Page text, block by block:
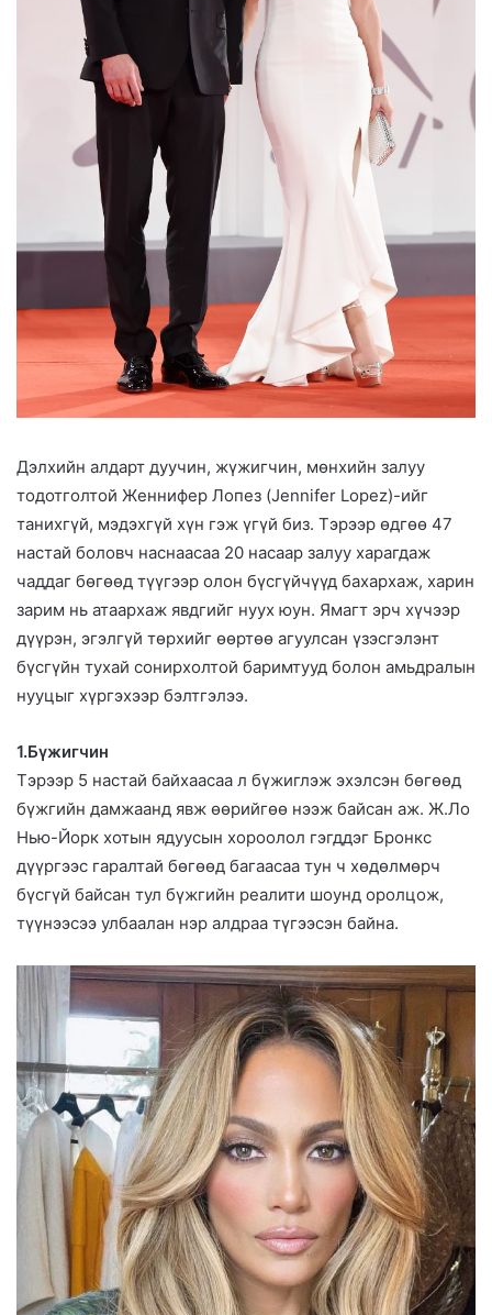
Дэлхийн алдарт дуучин, жүжигчин, мөнхийн залуу
тодотголтой Женнифер Лопез (Jennifer Lopez)-ийг
танихгүй, мэдэхгүй хүн гэж үгүй биз. Тэрээр өдгөө 47
настай боловч наснаасаа 20 насаар залуу харагдаж
чаддаг бөгөөд түүгээр олон бүсгүйчүүд бахархаж, харин
зарим нь атаархаж явдгийг нуух юун. Ямагт эрч хүчээр
дүүрэн, эгэлгүй төрхийг өөртөө агуулсан үзэсгэлэнт
бүсгүйн тухай сонирхолтой баримтууд болон амьдралын
нууцыг хүргэхээр бэлтгэлээ.
1.Бүжигчин
Тэрээр 5 настай байхаасаа л бүжиглэж эхэлсэн бөгөөд
бүжгийн дамжаанд явж өөрийгөө нээж байсан аж. Ж.Ло
Нью-Йорк хотын ядуусын хороолол гэгддэг Бронкс
дүүргээс гаралтай бөгөөд багаасаа тун ч хөдөлмөрч
бүсгүй байсан тул бүжгийн реалити шоунд оролцож,
түүнээсээ улбаалан нэр алдраа түгээсэн байна.